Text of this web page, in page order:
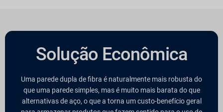
Solução Econômica
Uma parede dupla de fibra é naturalmente mais robusta do
que uma parede simples, mas é muito mais barata do que
alternativas de aço, o que a torna um custo-benefício geral